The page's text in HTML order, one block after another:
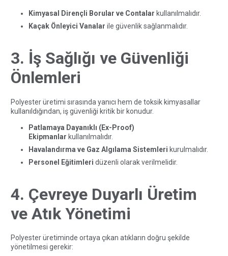
Kimyasal Dirençli Borular ve Contalar kullanılmalıdır.
Kaçak Önleyici Vanalar ile güvenlik sağlanmalıdır.
3. İş Sağlığı ve Güvenliği
Önlemleri
Polyester üretimi sırasında yanıcı hem de toksik kimyasallar
kullanıldığından, iş güvenliği kritik bir konudur.
Patlamaya Dayanıklı (Ex-Proof)
Ekipmanlar kullanılmalıdır.
Havalandırma ve Gaz Algılama Sistemleri kurulmalıdır.
Personel Eğitimleri düzenli olarak verilmelidir.
4. Çevreye Duyarlı Üretim
ve Atık Yönetimi
Polyester üretiminde ortaya çıkan atıkların doğru şekilde
yönetilmesi gerekir: